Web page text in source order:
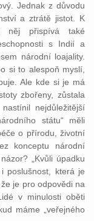
Jednak z důvodu
a ztrátě jistot. K
něj přispívá také
s Indií a
národní loajality.
si to alespoň myslí,
Ale kde si je má
zbořeny, zůstala
nejdůležitější
státu“ měli
o přírodu, životní
konceptu národní
„Kvůli úpadku
poslušnost, která je
je pro odpovědi na
v minulosti oběti
máme „veřejného